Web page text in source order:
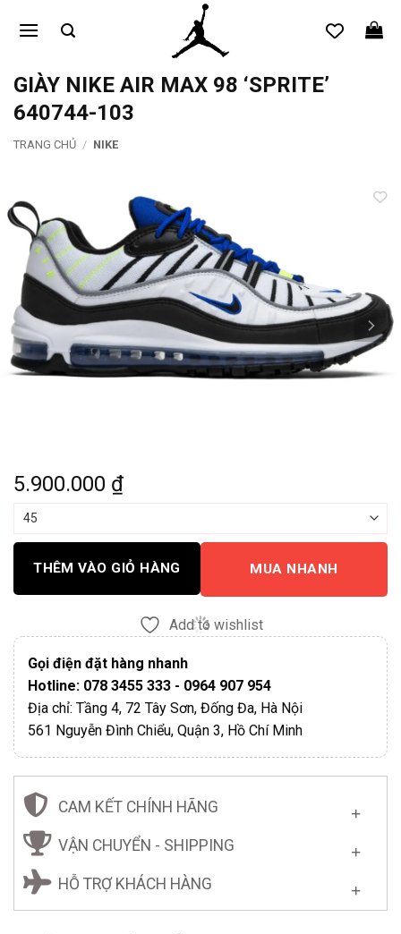
qua
dungGIÀY NIKE AIR MAX 98 ‘SPRITE’
640744-103
TRANG CHỦ / NIKE
5.900.000 ₫
THÊM VÀO GIỎ HÀNG MUA NHANH
Add to wishlist
Gọi điện đặt hàng nhanh
Hotline: 078 3455 333 - 0964 907 954
Địa chỉ: Tầng 4, 72 Tây Sơn, Đống Đa, Hà Nội
561 Nguyễn Đình Chiểu, Quận 3, Hồ Chí Minh
CAM KẾT CHÍNH HÃNG
VẬN CHUYỂN - SHIPPING
HỖ TRỢ KHÁCH HÀNG